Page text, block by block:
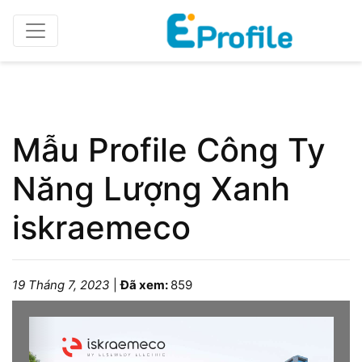
HomeProfile doanh nghiệp
Mẫu Profile Công Ty
Năng Lượng Xanh
iskraemeco
19 Tháng 7, 2023 |Đã xem: 859